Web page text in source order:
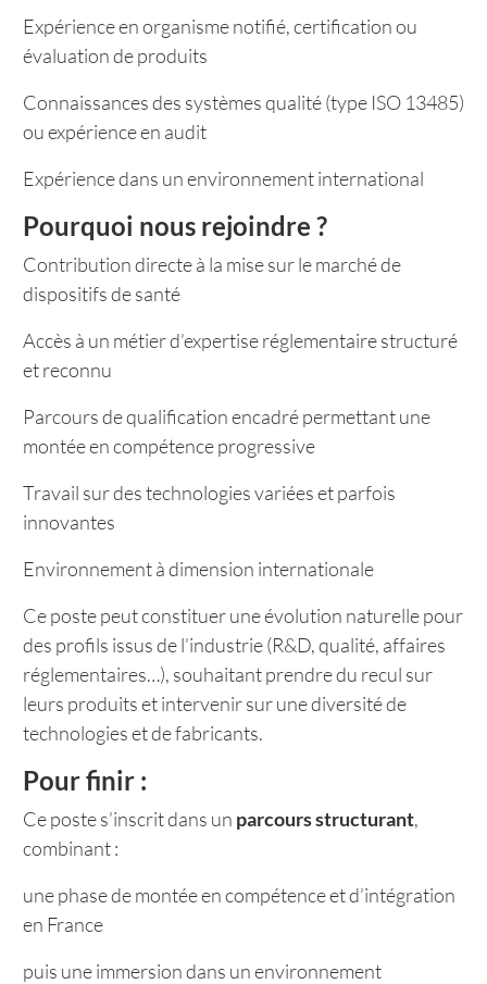
Expérience en organisme notifié, certification ou
évaluation de produits
Connaissances des systèmes qualité (type ISO 13485)
ou expérience en audit
Expérience dans un environnement international
Pourquoi nous rejoindre ?
Contribution directe à la mise sur le marché de
dispositifs de santé
Accès à un métier d’expertise réglementaire structuré
et reconnu
Parcours de qualification encadré permettant une
montée en compétence progressive
Travail sur des technologies variées et parfois
innovantes
Environnement à dimension internationale
Ce poste peut constituer une évolution naturelle pour
des profils issus de l’industrie (R&D, qualité, affaires
réglementaires…), souhaitant prendre du recul sur
leurs produits et intervenir sur une diversité de
technologies et de fabricants.
Pour finir :
Ce poste s’inscrit dans un parcours structurant,
combinant :
une phase de montée en compétence et d’intégration
en France
puis une immersion dans un environnement